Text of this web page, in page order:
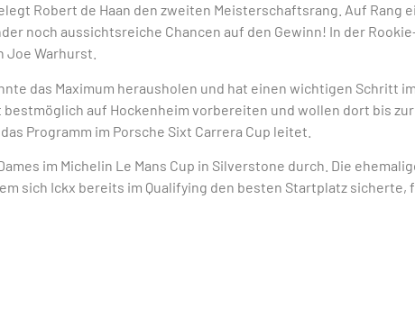
Robert de Haan den zweiten Meisterschaftsrang. Auf Rang
noch aussichtsreiche Chancen auf den Gewinn! In der
Joe Warhurst.
das Maximum herausholen und hat einen wichtigen Schritt
auf Hockenheim vorbereiten und wollen dort bis
Programm im Porsche Sixt Carrera Cup leitet.
im Michelin Le Mans Cup in Silverstone durch. Die
sich Ickx bereits im Qualifying den besten Startplatz sicherte,